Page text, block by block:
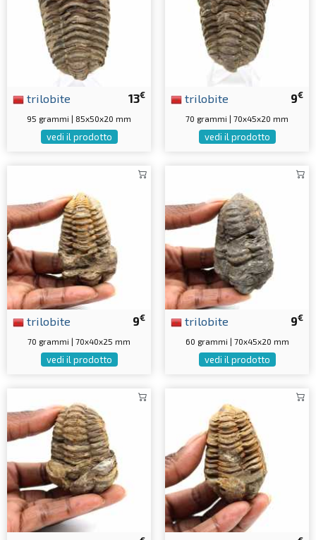
13€
trilobite
95 grammi | 85x50x20 mm
vedi il prodotto
9€
trilobite
70 grammi | 70x45x20 mm
vedi il prodotto
9€
trilobite
70 grammi | 70x40x25 mm
vedi il prodotto
9€
trilobite
60 grammi | 70x45x20 mm
vedi il prodotto